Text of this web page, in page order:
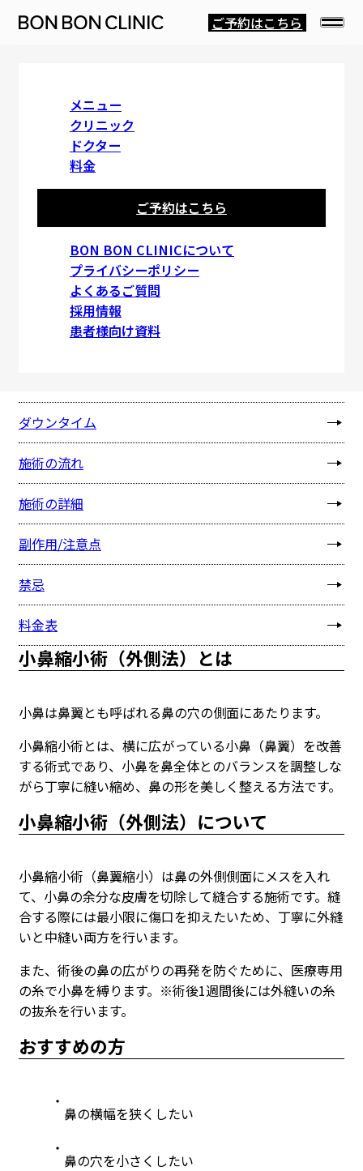
ご予約はこちら
メニュー
クリニック
ドクター
料金
ご予約はこちら
BON BON CLINICについて
プライバシーポリシー
よくあるご質問
採用情報
患者様向け資料
ALAR REDUCTION
目次
小鼻縮小術（外側法）とは
小鼻縮小術（外側法）について
ダウンタイム
施術の流れ
施術の詳細
副作用/注意点
禁忌
料金表
小鼻縮小術（外側法）とは
小鼻は鼻翼とも呼ばれる鼻の穴の側面にあたります。
小鼻縮小術とは、横に広がっている小鼻（鼻翼）を改善
する術式であり、小鼻を鼻全体とのバランスを調整しな
がら丁寧に縫い縮め、鼻の形を美しく整える方法です。
小鼻縮小術（外側法）について
小鼻縮小術（鼻翼縮小）は鼻の外側側面にメスを入れ
て、小鼻の余分な皮膚を切除して縫合する施術です。縫
合する際には最小限に傷口を抑えたいため、丁寧に外縫
いと中縫い両方を行います。
また、術後の鼻の広がりの再発を防ぐために、医療専用
の糸で小鼻を縛ります。※術後1週間後には外縫いの糸
の抜糸を行います。
おすすめの方
鼻の横幅を狭くしたい
鼻の穴を小さくしたい